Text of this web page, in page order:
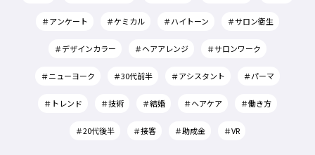
＃アンケート ＃ケミカル ＃ハイトーン ＃サロン衛生
＃デザインカラー ＃ヘアアレンジ ＃サロンワーク
＃ニューヨーク ＃30代前半 ＃アシスタント ＃パーマ
＃トレンド ＃技術 ＃結婚 ＃ヘアケア ＃働き方
＃20代後半 ＃接客 ＃助成金 ＃VR